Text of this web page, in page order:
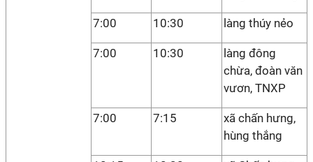
7:00 10:30 làng thúy nẻo
7:00 10:30
làng đông
chừa, đoàn văn
vươn, TNXP
7:00 7:15
xã chấn hưng,
hùng thắng